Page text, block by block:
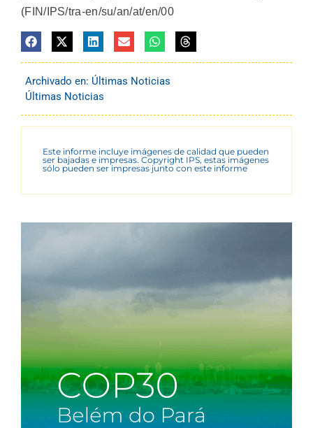
(FIN/IPS/tra-en/su/an/at/en/00
Archivado en: Últimas Noticias
Últimas Noticias
Este informe incluye imágenes de calidad que pueden
ser bajadas e impresas. Copyright IPS, estas imágenes
sólo pueden ser impresas junto con este informe